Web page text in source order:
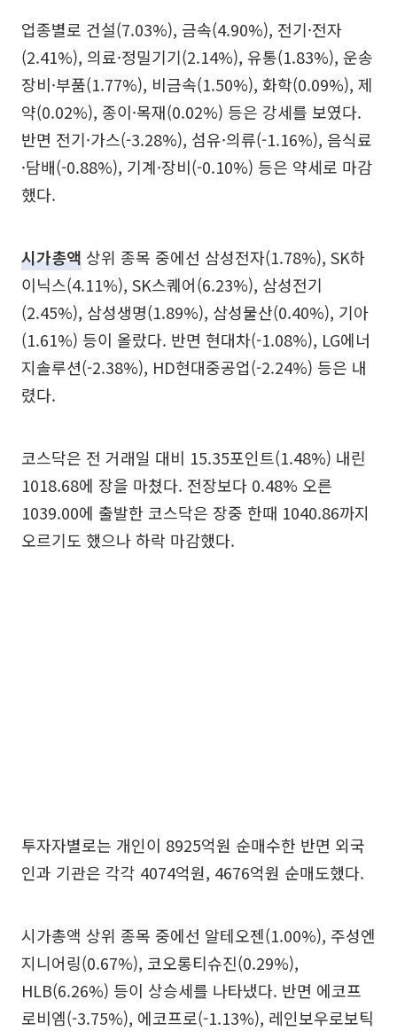
업종별로 건설(7.03%), 금속(4.90%), 전기·전자
(2.41%), 의료·정밀기기(2.14%), 유통(1.83%), 운송
장비·부품(1.77%), 비금속(1.50%), 화학(0.09%), 제
약(0.02%), 종이·목재(0.02%) 등은 강세를 보였다.
반면 전기·가스(-3.28%), 섬유·의류(-1.16%), 음식료
·담배(-0.88%), 기계·장비(-0.10%) 등은 약세로 마감
했다.
시가총액 상위 종목 중에선 삼성전자(1.78%), SK하
이닉스(4.11%), SK스퀘어(6.23%), 삼성전기
(2.45%), 삼성생명(1.89%), 삼성물산(0.40%), 기아
(1.61%) 등이 올랐다. 반면 현대차(-1.08%), LG에너
지솔루션(-2.38%), HD현대중공업(-2.24%) 등은 내
렸다.
코스닥은 전 거래일 대비 15.35포인트(1.48%) 내린
1018.68에 장을 마쳤다. 전장보다 0.48% 오른
1039.00에 출발한 코스닥은 장중 한때 1040.86까지
오르기도 했으나 하락 마감했다.
투자자별로는 개인이 8925억원 순매수한 반면 외국
인과 기관은 각각 4074억원, 4676억원 순매도했다.
시가총액 상위 종목 중에선 알테오젠(1.00%), 주성엔
지니어링(0.67%), 코오롱티슈진(0.29%),
HLB(6.26%) 등이 상승세를 나타냈다. 반면 에코프
로비엠(-3.75%), 에코프로(-1.13%), 레인보우로보틱